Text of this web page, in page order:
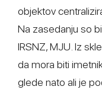
objektov
Na zasedanju so
IRSNZ, MJU. Iz
da mora biti
glede nato ali je